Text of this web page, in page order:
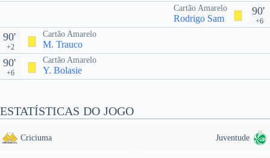
90'
+6
Cartão Amarelo
Rodrigo Sam
Cartão Amarelo
M. Trauco
90'
+2
Cartão Amarelo
Y. Bolasie
90'
+6
ESTATÍSTICAS DO JOGO
Criciuma Juventude